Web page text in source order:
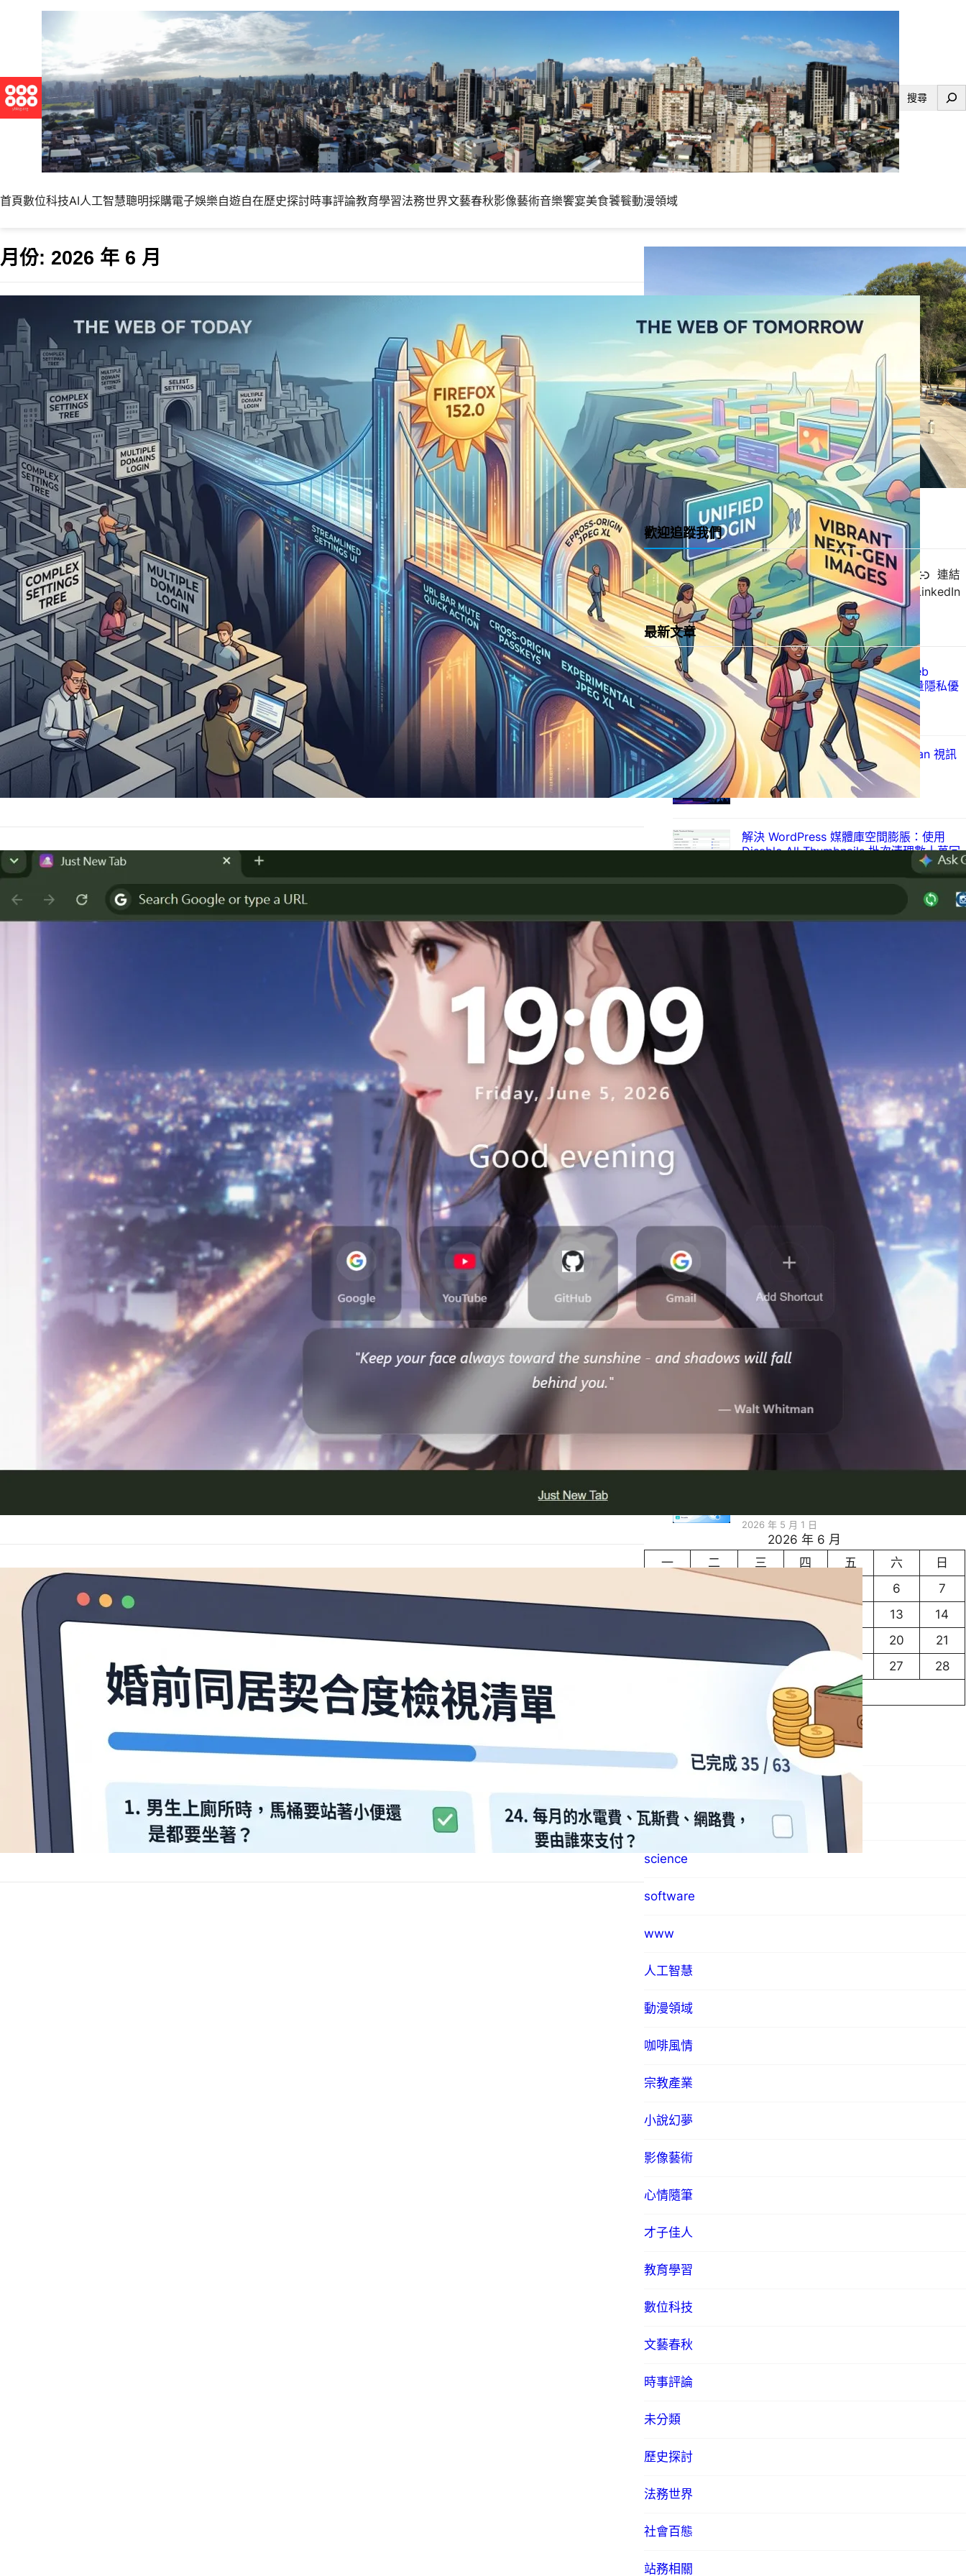
搜
首頁數位科技AI人工智慧聰明採購電子娛樂自遊自在歷史探討時事評論教育學習法務世界文藝春秋影像藝術音樂饗宴美食饕餮動漫領域
月份: 2026 年 6 月
出，新增網址列一鍵靜音與跨網域金鑰登入
Mozilla 剛剛正式推出了 Firefox 152 穩定版更新。這次的升級不僅在外觀與日常操
作上帶來感官層…
Just a New Tab – 拾光新分頁（隨機桌布與金句）
永遠的真田幸村2026 年 6 月 11 日
讓每一次開啟新分頁，都成為一次心靈的療癒之旅，帶給您一整天的好心情，這是我
婚前同居契合度檢視清單
實際生活問題 這應該是沒有最佳解，但有最適解，依據你的伴侶不同有差異，合先敘
一直很喜歡的緞帶教堂 Ribbon Chapel
歡迎追蹤我們
X YouTube Facebook
連結
Instagram
LinkedIn
最新文章
Just Ad Blocker 上架 Chrome Web
Store：以 Manifest V3 打造的輕量隱私優
先廣告攔截器
2026 年 7 月 28 日
Mozilla 發布 Firefox 153.0：Vulkan 視訊
解碼登場
2026 年 7 月 22 日
解決 WordPress 媒體庫空間膨脹：使用
Disable All Thumbnails 批次清理數十萬冗
2026 年 7 月 21 日
視覺化圖卡呈現你的真實人生：從台灣旅行
足跡到程式職涯，全面進化的「人生成就系
統」生態圈
2026 年 7 月 10 日
把旅行變成 RPG！開源旅遊成就系統讓足
跡、徽章、等級一次擁有
2026 年 7 月 9 日
帶來全新設定介面與未來圖檔格式！Firefox
152 穩定版正式釋出，新增網址列一鍵靜音
2026 年 6 月 17 日
Just a New Tab – 拾光新分頁（隨機桌布
Just Tab Reloader：輕巧實用的網頁隨機
自動重整工具
2026 年 5 月 18 日
台灣除了科技業還剩下什麼？停止無效焦慮
和製造無意義問題，先問問自己具備什麼價
Just a New Tab – Privacy Policy / 隱私權
保護政策
2026 年 5 月 1 日
2026 年 6 月
一
二 三 四 五 六
日
3 6
7
8
9 10 13
14
20
21
23 24 27
28
« 5 月
7 月 »
MO群像
science
software
www
人工智慧
動漫領域
咖啡風情
宗教產業
小說幻夢
影像藝術
心情隨筆
才子佳人
教育學習
數位科技
文藝春秋
時事評論
未分類
歷史探討
法務世界
社會百態
站務相關